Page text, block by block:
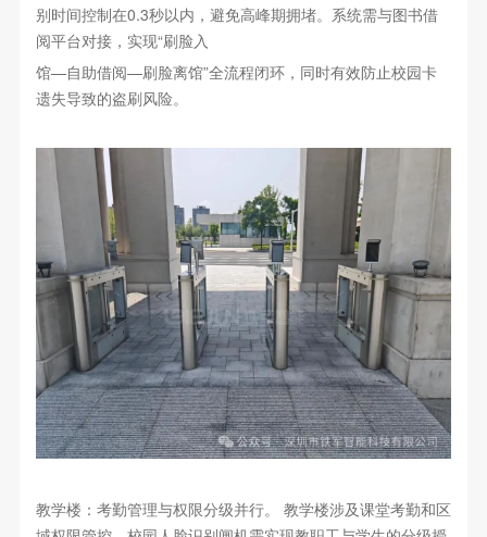
别时间控制在0.3秒以内，避免高峰期拥堵。系统需与图书借
阅平台对接，实现“刷脸入
馆—自助借阅—刷脸离馆”全流程闭环，同时有效防止校园卡
遗失导致的盗刷风险。
教学楼：考勤管理与权限分级并行。 教学楼涉及课堂考勤和区